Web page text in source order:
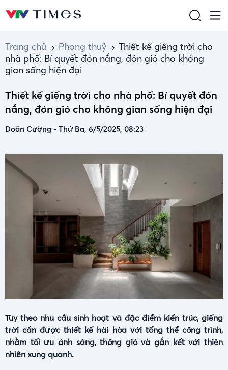
Trang chủ Phong thuỷ
Thiết kế giếng trời cho
nhà phố: Bí quyết đón nắng, đón gió cho không
gian sống hiện đại
Thiết kế giếng trời cho nhà phố: Bí quyết đón
nắng, đón gió cho không gian sống hiện đại
Doãn Cường - Thứ Ba, 6/5/2025, 08:23
Tùy theo nhu cầu sinh hoạt và đặc điểm kiến trúc, giếng
trời cần được thiết kế hài hòa với tổng thể công trình,
nhằm tối ưu ánh sáng, thông gió và gắn kết với thiên
nhiên xung quanh.